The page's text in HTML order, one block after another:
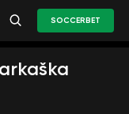
SOCCERBET